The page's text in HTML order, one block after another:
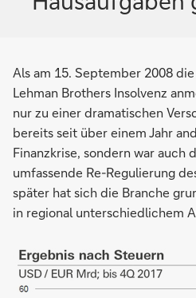
Als am 15. September 2008
Lehman Brothers Insolvenz
nur zu einer dramatischen
bereits seit über einem Jahr
Finanzkrise, sondern war auch
umfassende Re-Regulierung
später hat sich die Branche
in regional unterschiedlichem